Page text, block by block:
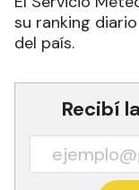
su ranking
del país.
Recibí